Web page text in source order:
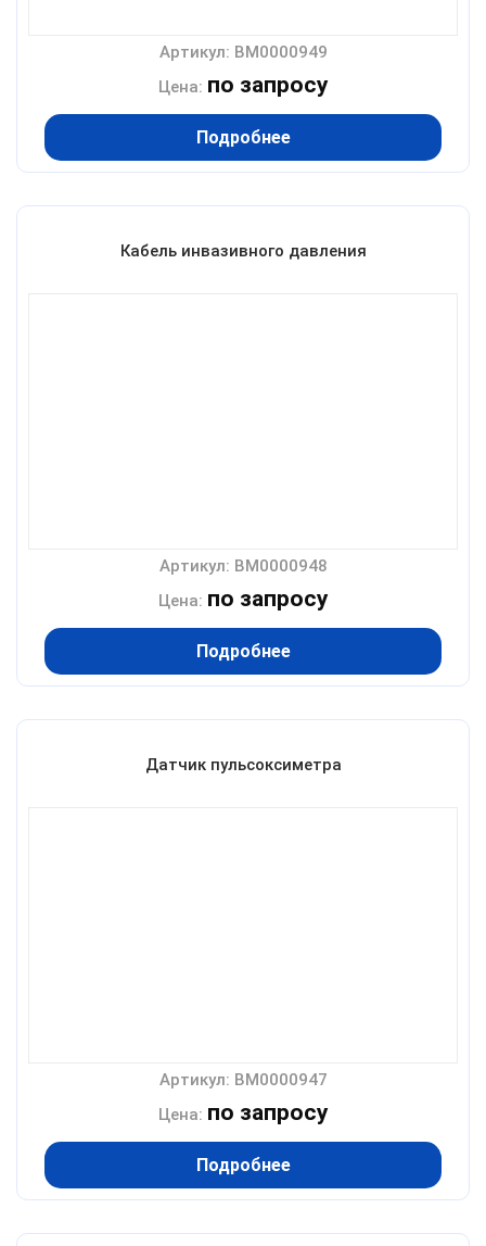
Артикул: BM0000949
Цена: по запросу
Подробнее
Кабель инвазивного давления
Артикул: BM0000948
Цена: по запросу
Подробнее
Датчик пульсоксиметра
Артикул: BM0000947
Цена: по запросу
Подробнее